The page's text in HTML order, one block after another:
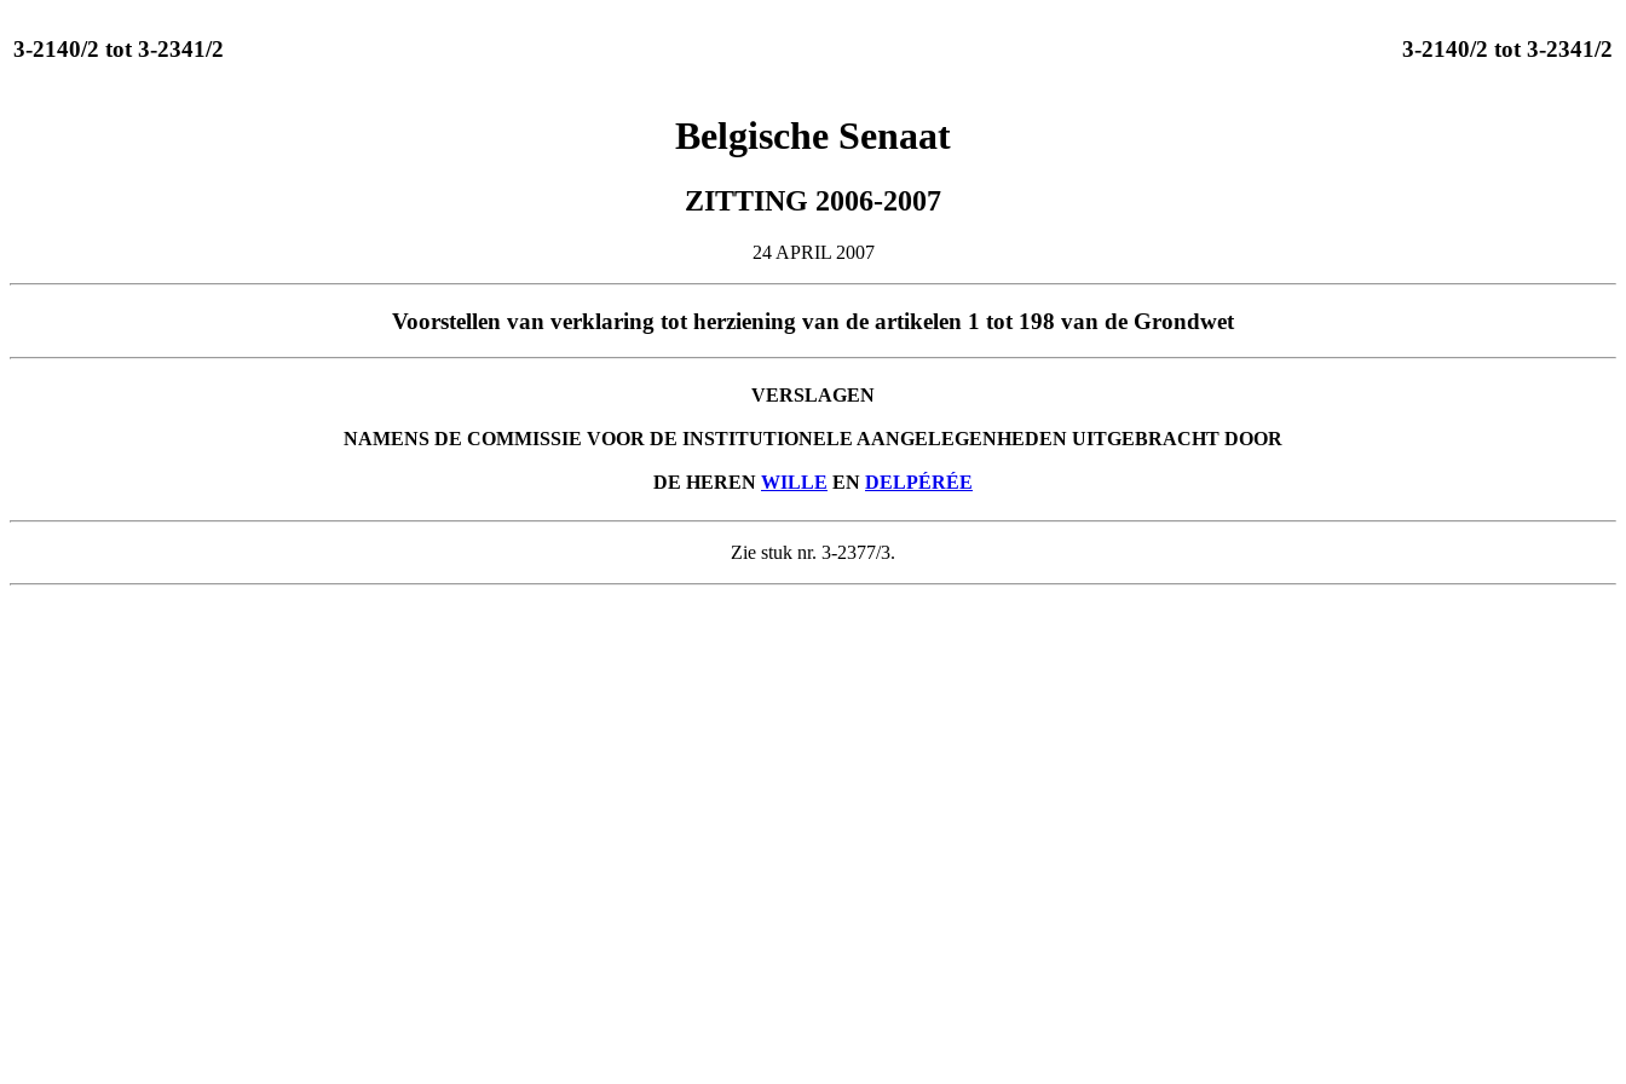
3-2140/2 tot 3-2341/2 3-2140/2 tot 3-2341/2
Belgische Senaat
ZITTING 2006-2007
24 APRIL 2007
Voorstellen van verklaring tot herziening van de artikelen 1 tot 198 van de Grondwet
VERSLAGEN
NAMENS DE COMMISSIE VOOR DE INSTITUTIONELE AANGELEGENHEDEN UITGEBRACHT DOOR
DE HEREN WILLE EN DELPÉRÉE
Zie stuk nr. 3-2377/3.